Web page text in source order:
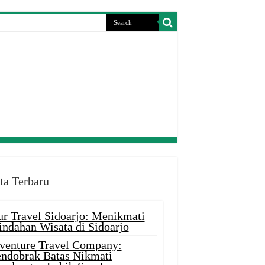
Terbaru
Travel Sidoarjo: Menikmati
Wisata di Sidoarjo
Travel Company:
Batas Nikmati